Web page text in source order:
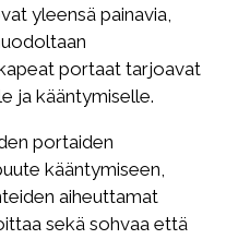
yleensä painavia,
portaat tarjoavat
ja kääntymiselle.
portaiden
kääntymiseen,
aiheuttamat
sekä sohvaa että